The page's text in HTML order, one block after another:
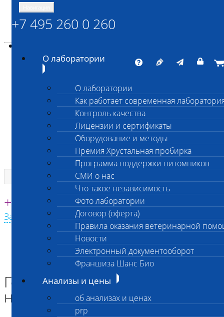
ШАНС БИО
Независимая ветеринарная лаборатория
Единая круглосуточная справочная
+7 495 260 0 260
Заказать звонок с сайта
+7 495 260 0 260
О лаборатории
О лаборатории
Как работает современная
Контроль качества
Лицензии и сертификаты
Оборудование и методы
Премия Хрустальная пробирка
Программа поддержки питомников
СМИ о нас
Что такое независимость
Фото лаборатории
Договор (оферта)
Правила оказания ветеринарной
Новости
Электронный документооборот
Франшиза Шанс Био
Анализы и цены
об анализах и ценах
prp
Главная страница
Анализы и цены
ГЕНЕТИЧЕСКИЕ КОМПЛЕКСЫ СОБАК
Генетический комплекс для ньюфаундленд
Генетический комплекс для
ньюфаундленд